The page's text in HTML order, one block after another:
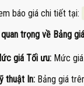
báo giá chi tiết tại:
trọng về Bảng
giá Tối ưu: Mức giá
thuật In: Bảng giá